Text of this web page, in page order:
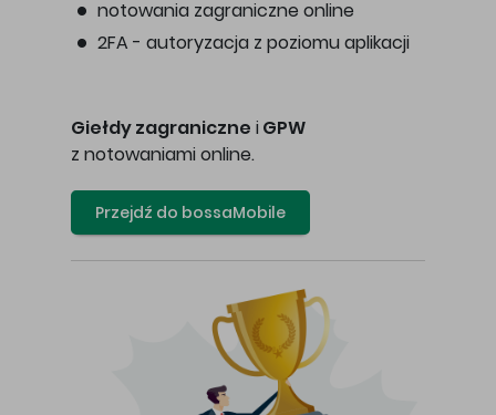
notowania zagraniczne online
2FA - autoryzacja z poziomu aplikacji
Giełdy zagraniczne i GPW
z notowaniami online.
Przejdź do bossaMobile